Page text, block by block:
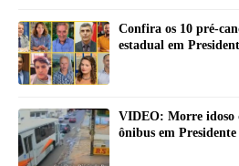
Confira os 10 pré-
estadual em
VIDEO: Morre idoso
ônibus em